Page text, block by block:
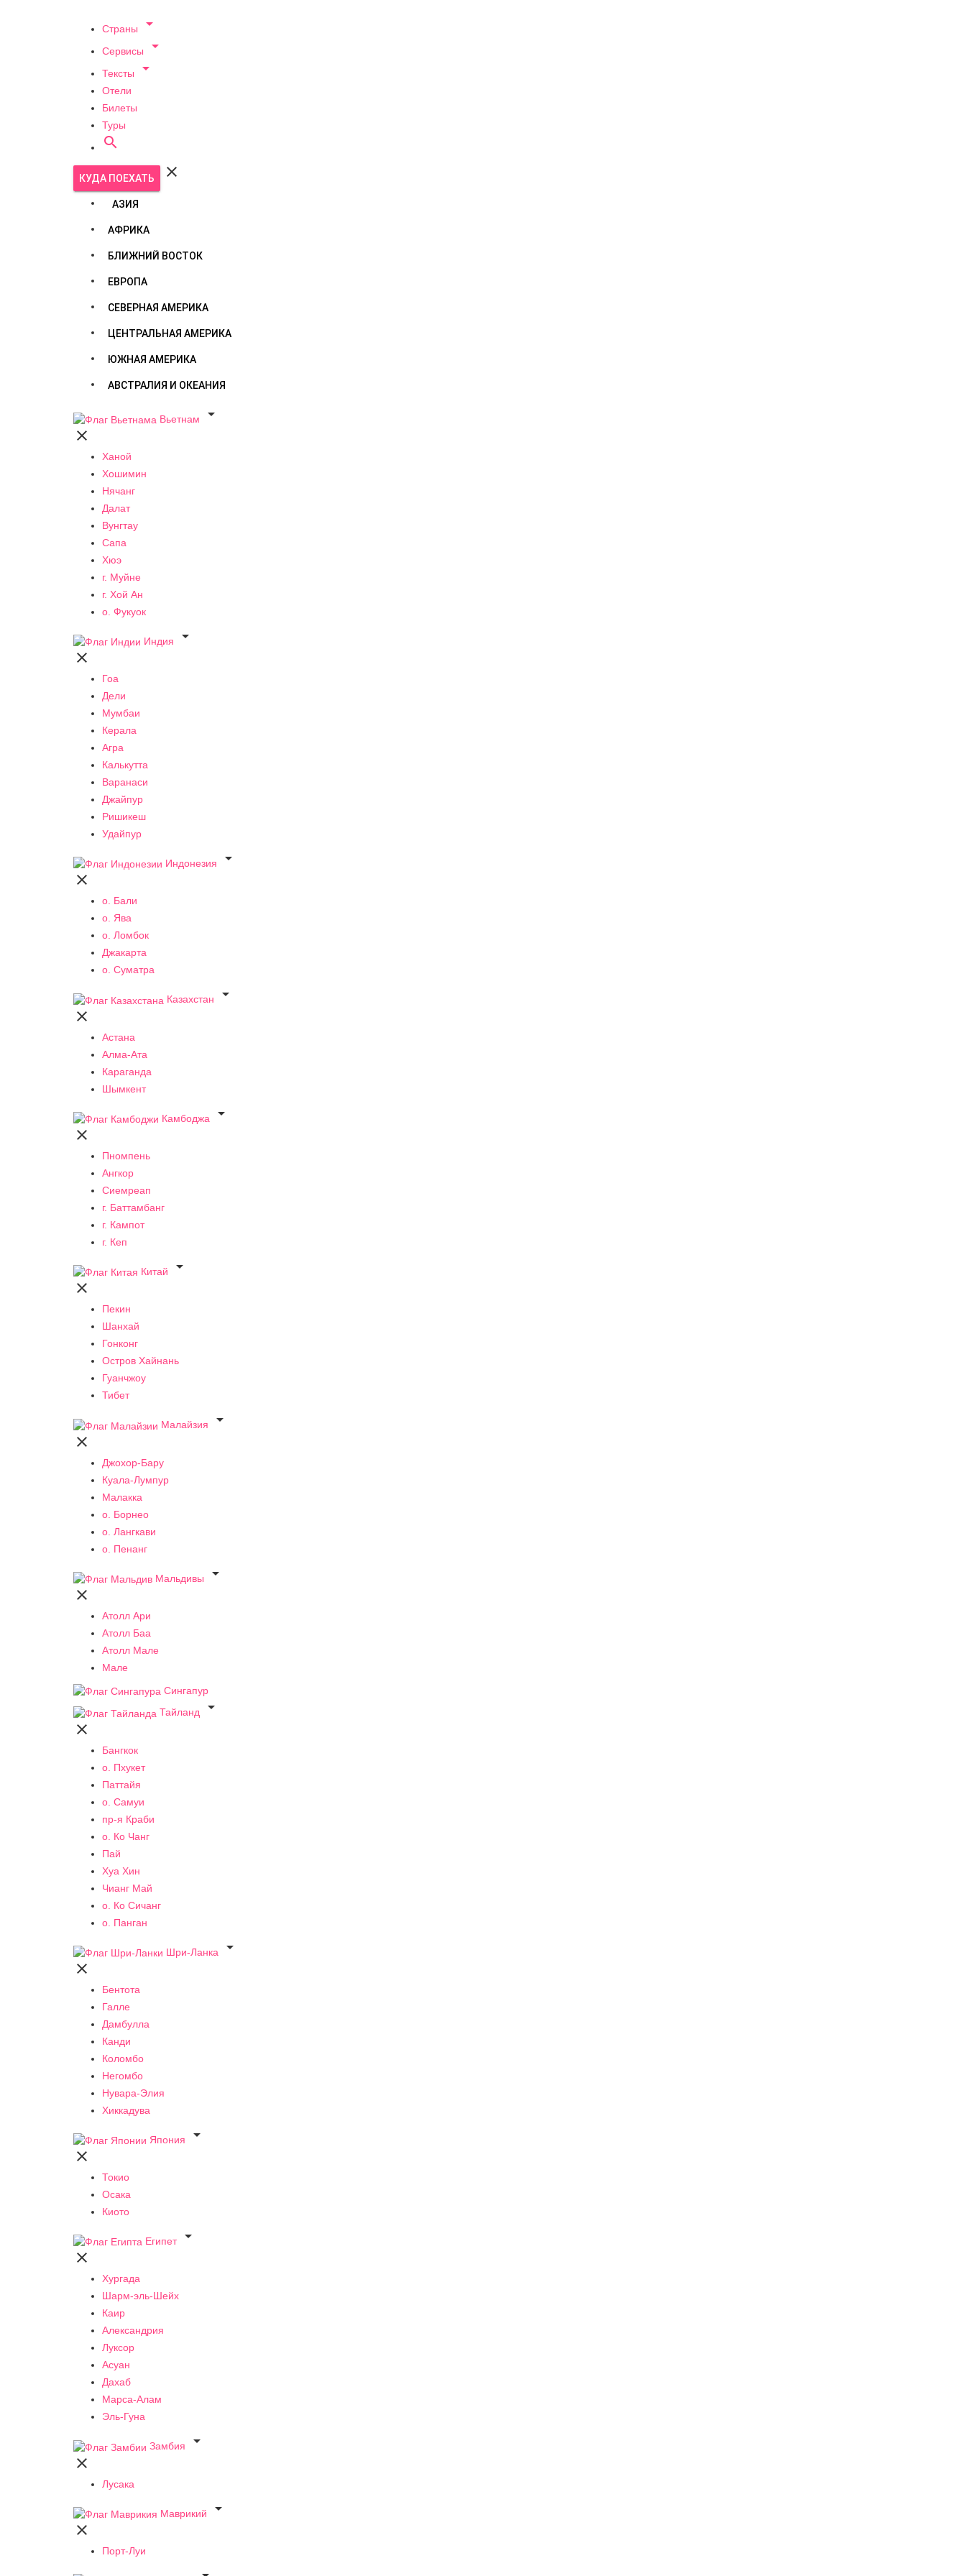
Страны 
Сервисы 
Тексты 
Отели
Билеты
Туры

КУДА ПОЕХАТЬ 
АЗИЯ
АФРИКА
БЛИЖНИЙ ВОСТОК
ЕВРОПА
СЕВЕРНАЯ АМЕРИКА
ЦЕНТРАЛЬНАЯ АМЕРИКА
ЮЖНАЯ АМЕРИКА
АВСТРАЛИЯ И ОКЕАНИЯ
Вьетнам


Ханой
Хошимин
Нячанг
Далат
Вунгтау
Сапа
Хюэ
г. Муйне
г. Хой Ан
о. Фукуок
Индия


Гоа
Дели
Мумбаи
Керала
Агра
Калькутта
Варанаси
Джайпур
Ришикеш
Удайпур
Индонезия


о. Бали
о. Ява
о. Ломбок
Джакарта
о. Суматра
Казахстан


Астана
Алма-Ата
Караганда
Шымкент
Камбоджа


Пномпень
Ангкор
Сиемреап
г. Баттамбанг
г. Кампот
г. Кеп
Китай


Пекин
Шанхай
Гонконг
Остров Хайнань
Гуанчжоу
Тибет
Малайзия


Джохор-Бару
Куала-Лумпур
Малакка
о. Борнео
о. Лангкави
о. Пенанг
Мальдивы


Атолл Ари
Атолл Баа
Атолл Мале
Мале
Сингапур
Тайланд


Бангкок
о. Пхукет
Паттайя
о. Самуи
пр-я Краби
о. Ко Чанг
Пай
Хуа Хин
Чианг Май
о. Ко Сичанг
о. Панган
Шри-Ланка


Бентота
Галле
Дамбулла
Канди
Коломбо
Негомбо
Нувара-Элия
Хиккадува
Япония


Токио
Осака
Киото
Египет


Хургада
Шарм-эль-Шейх
Каир
Александрия
Луксор
Асуан
Дахаб
Марса-Алам
Эль-Гуна
Замбия


Лусака
Маврикий


Порт-Луи